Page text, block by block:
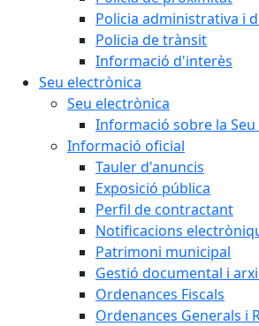
Policia administrativa i
Policia de trànsit
Informació d'interès
Seu electrònica
Seu electrònica
Informació sobre la
Informació oficial
Tauler d'anuncis
Exposició pública
Perfil de contractant
Notificacions
Patrimoni municipal
Gestió documental i
Ordenances Fiscals
Ordenances Generals i